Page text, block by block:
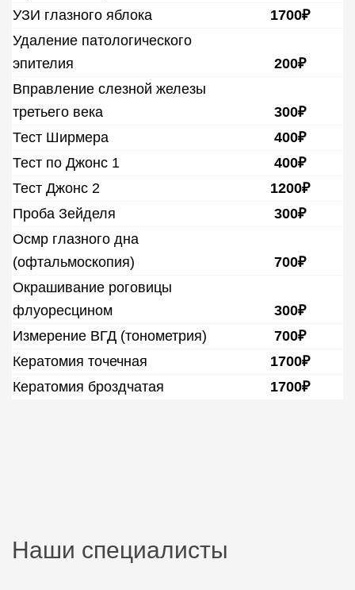
УЗИ глазного яблока
1700₽
Удаление патологического
эпителия
200₽
Вправление слезной железы
третьего века
300₽
Тест Ширмера
400₽
Тест по Джонс 1
400₽
Тест Джонс 2
1200₽
Проба Зейделя
300₽
Осмр глазного дна
(офтальмоскопия)
700₽
Окрашивание роговицы
флуоресцином
300₽
Измерение ВГД (тонометрия)
700₽
Кератомия точечная
1700₽
Кератомия броздчатая
1700₽
Наши специалисты